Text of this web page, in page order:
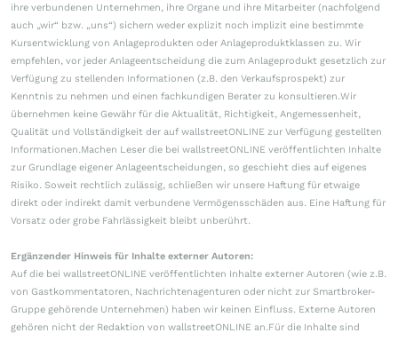
ihre verbundenen Unternehmen, ihre Organe und ihre Mitarbeiter (nachfolgend
auch „wir“ bzw. „uns“) sichern weder explizit noch implizit eine bestimmte
Kursentwicklung von Anlageprodukten oder Anlageproduktklassen zu. Wir
empfehlen, vor jeder Anlageentscheidung die zum Anlageprodukt gesetzlich zur
Verfügung zu stellenden Informationen (z.B. den Verkaufsprospekt) zur
Kenntnis zu nehmen und einen fachkundigen Berater zu konsultieren.Wir
übernehmen keine Gewähr für die Aktualität, Richtigkeit, Angemessenheit,
Qualität und Vollständigkeit der auf wallstreetONLINE zur Verfügung gestellten
Informationen.Machen Leser die bei wallstreetONLINE veröffentlichten Inhalte
zur Grundlage eigener Anlageentscheidungen, so geschieht dies auf eigenes
Risiko. Soweit rechtlich zulässig, schließen wir unsere Haftung für etwaige
direkt oder indirekt damit verbundene Vermögensschäden aus. Eine Haftung für
Vorsatz oder grobe Fahrlässigkeit bleibt unberührt.
Ergänzender Hinweis für Inhalte externer Autoren:
Auf die bei wallstreetONLINE veröffentlichten Inhalte externer Autoren (wie z.B.
von Gastkommentatoren, Nachrichtenagenturen oder nicht zur Smartbroker-
Gruppe gehörende Unternehmen) haben wir keinen Einfluss. Externe Autoren
gehören nicht der Redaktion von wallstreetONLINE an.Für die Inhalte sind